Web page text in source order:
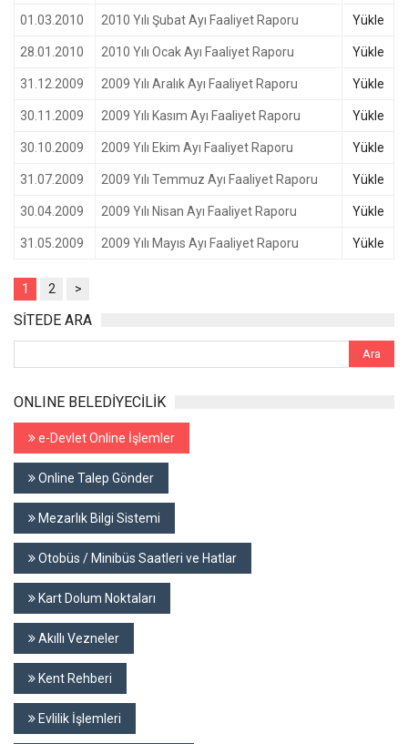
01.03.2010 2010 Yılı Şubat Ayı Faaliyet Raporu Yükle
28.01.2010 2010 Yılı Ocak Ayı Faaliyet Raporu Yükle
31.12.2009 2009 Yılı Aralık Ayı Faaliyet Raporu Yükle
30.11.2009 2009 Yılı Kasım Ayı Faaliyet Raporu Yükle
30.10.2009 2009 Yılı Ekim Ayı Faaliyet Raporu Yükle
31.07.2009 2009 Yılı Temmuz Ayı Faaliyet Raporu Yükle
30.04.2009 2009 Yılı Nisan Ayı Faaliyet Raporu Yükle
31.05.2009 2009 Yılı Mayıs Ayı Faaliyet Raporu Yükle
1 2 >
SİTEDE ARA
ONLINE BELEDİYECİLİK
e-Devlet Online İşlemler
Online Talep Gönder
Mezarlık Bilgi Sistemi
Otobüs / Minibüs Saatleri ve Hatlar
Kart Dolum Noktaları
Akıllı Vezneler
Kent Rehberi
Evlilik İşlemleri